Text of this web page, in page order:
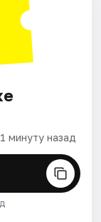
минуту назад